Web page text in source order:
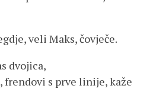
veli Maks, čovječe.
dvojica,
frendovi s prve linije, kaže